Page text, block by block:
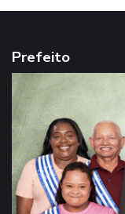
Prefeito